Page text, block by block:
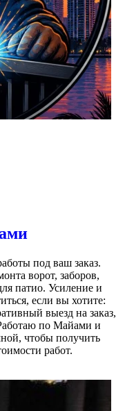
под ваш заказ.
ворот, заборов,
патио. Усиление и
если вы хотите:
выезд на заказ,
по Майами и
чтобы получить
работ.